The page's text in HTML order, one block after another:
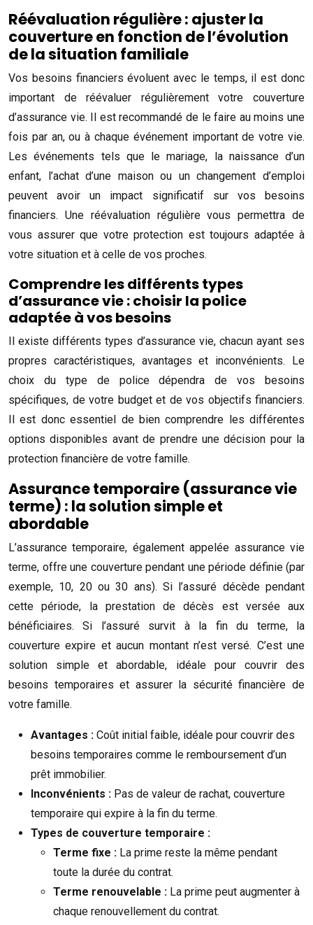
Réévaluation régulière : ajuster la
couverture en fonction de l’évolution
de la situation familiale
Vos besoins financiers évoluent avec le temps, il est donc
important de réévaluer régulièrement votre couverture
d’assurance vie. Il est recommandé de le faire au moins une
fois par an, ou à chaque événement important de votre vie.
Les événements tels que le mariage, la naissance d’un
enfant, l’achat d’une maison ou un changement d’emploi
peuvent avoir un impact significatif sur vos besoins
financiers. Une réévaluation régulière vous permettra de
vous assurer que votre protection est toujours adaptée à
votre situation et à celle de vos proches.
Comprendre les différents types
d’assurance vie : choisir la police
adaptée à vos besoins
Il existe différents types d’assurance vie, chacun ayant ses
propres caractéristiques, avantages et inconvénients. Le
choix du type de police dépendra de vos besoins
spécifiques, de votre budget et de vos objectifs financiers.
Il est donc essentiel de bien comprendre les différentes
options disponibles avant de prendre une décision pour la
protection financière de votre famille.
Assurance temporaire (assurance vie
terme) : la solution simple et
abordable
L’assurance temporaire, également appelée assurance vie
terme, offre une couverture pendant une période définie (par
exemple, 10, 20 ou 30 ans). Si l’assuré décède pendant
cette période, la prestation de décès est versée aux
bénéficiaires. Si l’assuré survit à la fin du terme, la
couverture expire et aucun montant n’est versé. C’est une
solution simple et abordable, idéale pour couvrir des
besoins temporaires et assurer la sécurité financière de
votre famille.
Avantages : Coût initial faible, idéale pour couvrir des
besoins temporaires comme le remboursement d’un
prêt immobilier.
Inconvénients : Pas de valeur de rachat, couverture
temporaire qui expire à la fin du terme.
Types de couverture temporaire :
Terme fixe : La prime reste la même pendant
toute la durée du contrat.
Terme renouvelable : La prime peut augmenter à
chaque renouvellement du contrat.